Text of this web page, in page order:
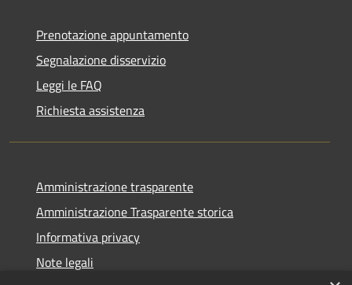
Prenotazione appuntamento
Segnalazione disservizio
Leggi le FAQ
Richiesta assistenza
Amministrazione trasparente
Amministrazione Trasparente storica
Informativa privacy
Note legali